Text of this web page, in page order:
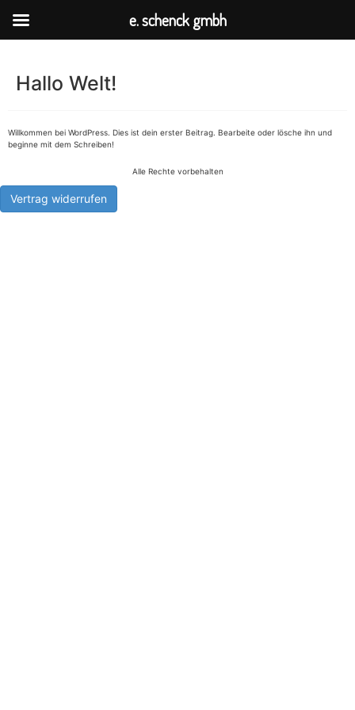
Hallo Welt!
Willkommen bei WordPress. Dies ist dein erster Beitrag. Bearbeite oder lösche ihn und
beginne mit dem Schreiben!
Alle Rechte vorbehalten
Vertrag widerrufen
e. schenck gmbh